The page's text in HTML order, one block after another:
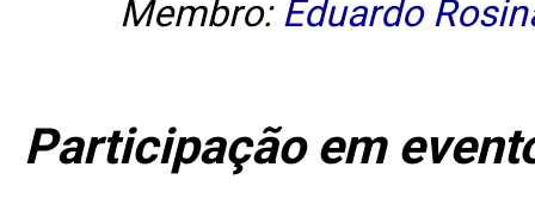
Membro: Eduardo
Participação em